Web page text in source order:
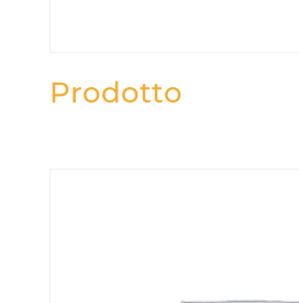
Prodotto